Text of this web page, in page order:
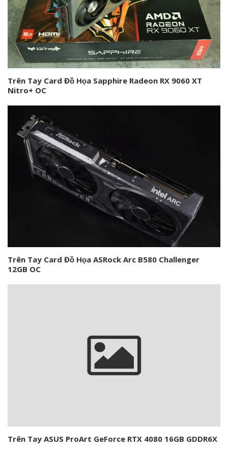
Trên Tay Card Đồ Họa Sapphire Radeon RX 9060 XT
Nitro+ OC
Trên Tay Card Đồ Họa ASRock Arc B580 Challenger
12GB OC
Trên Tay ASUS ProArt GeForce RTX 4080 16GB GDDR6X